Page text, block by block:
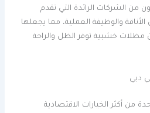
من الشركات الرائدة التي تقدم
والوظيفة العملية، مما يجعلها
مظلات خشبية توفر الظل والراحة
دبي
من أكثر الخيارات الاقتصادية